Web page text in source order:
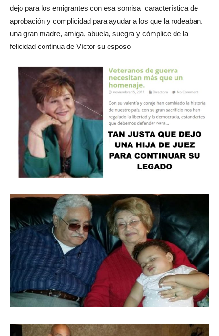
dejo para los emigrantes con esa sonrisa característica de
aprobación y complicidad para ayudar a los que la rodeaban,
una gran madre, amiga, abuela, suegra y cómplice de la
felicidad continua de Víctor su esposo